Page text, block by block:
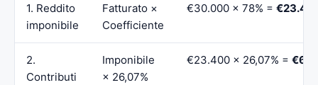
1. Reddito
imponibile
Fatturato ×
Coefficiente
€30.000 × 78% =
2.
Contributi
Imponibile
× 26,07%
€23.400 × 26,07% =